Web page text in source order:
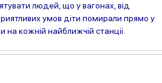
людей, що у вагонах, від
умов діти помирали прямо у
на кожній найближчій станції.